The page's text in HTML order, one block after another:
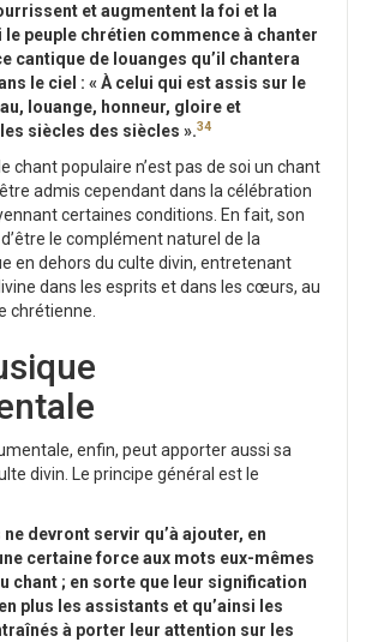
et augmentent la foi et la
le peuple chrétien commence à chanter
cantique de louanges qu’il chantera
le ciel : « À celui qui est assis sur le
louange, honneur, gloire et
siècles des siècles ».34
chant populaire n’est pas de soi un chant
admis cependant dans la célébration
certaines conditions. En fait, son
le complément naturel de la
en dehors du culte divin, entretenant
dans les esprits et dans les cœurs, au
chrétienne.
enfin, peut apporter aussi sa
divin. Le principe général est le
devront servir qu’à ajouter, en
certaine force aux mots eux-mêmes
chant ; en sorte que leur signification
plus les assistants et qu’ainsi les
à porter leur attention sur les